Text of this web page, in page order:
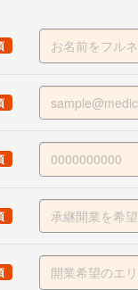
）
）
）
）
）